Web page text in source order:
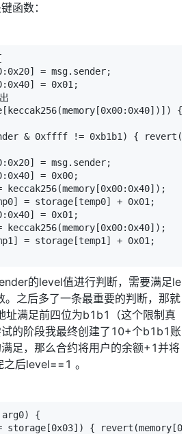
函数：
= msg.sender;
= 0x01;
{
& 0xffff != 0xb1b1) {
= msg.sender;
= 0x00;
keccak256(memory[0x00:0x40]);
= storage[temp0] + 0x01;
= 0x01;
keccak256(memory[0x00:0x40]);
= storage[temp1] + 0x01;
的level值进行判断，需要满足le
之后多了一条最重要的判断，那就
址满足前四位为b1b1（这个限制真
的阶段我最终创建了10+个b1b1账
足，那么合约将用户的余额+1并将
后level==1 。
arg0) {
storage[0x03]) {